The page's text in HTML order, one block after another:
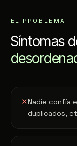
EL PROBLEMA
Síntomas
✕Nadie confía
duplicados,